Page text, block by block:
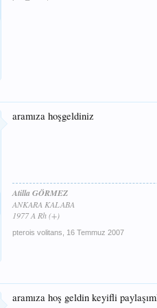
aramıza hoşgeldiniz
Atilla GÖRMEZ
ANKARA KALABA
1977 A Rh (+)
pterois volitans 16 Temmuz 2007
aramıza hoş geldin keyifli